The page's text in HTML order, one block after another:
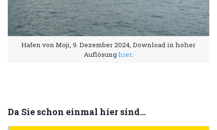
Hafen von Moji, 9. Dezember 2024, Download in hoher
Auflösunghier.
Da Sie schon einmal hier sind...